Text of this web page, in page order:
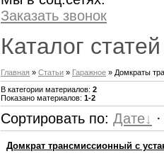
Заказать звонок
Каталог статей
Главная » Статьи » Гаражное » Домкраты
В категории материалов: 2
Показано материалов: 1-2
Сортировать по: Дате
Домкрат трансмиссионный с